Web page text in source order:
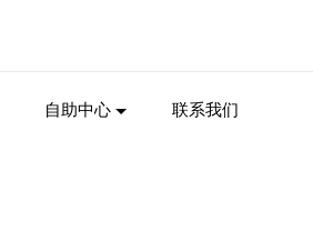
自助中心 联系我们